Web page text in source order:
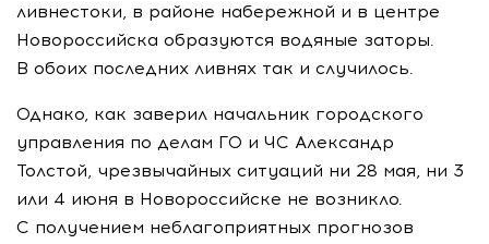
ливнестоки, в районе набережной и в центре
Новороссийска образуются водяные заторы.
В обоих последних ливнях так и случилось.
Однако, как заверил начальник городского
управления по делам ГО и ЧС Александр
Толстой, чрезвычайных ситуаций ни 28 мая, ни 3
или 4 июня в Новороссийске не возникло.
С получением неблагоприятных прогнозов